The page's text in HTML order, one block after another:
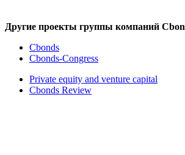
Другие проекты группы компаний
Cbonds
Cbonds-Congress
Private equity and venture capital
Cbonds Review